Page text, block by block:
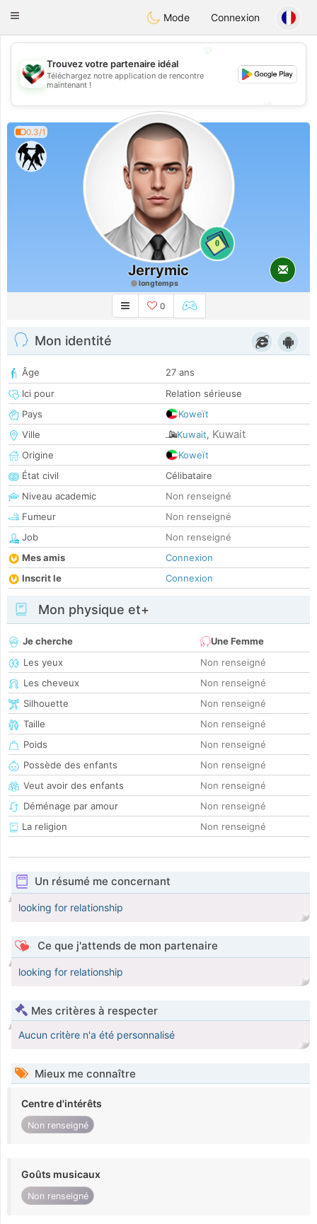
KuwaitChat
Toggle
Mode Connexion
💖
💕
💕
Trouvez votre partenaire idéal
Téléchargez notre application de rencontre
maintenant !
0.3/1
0
Jerrymic
longtemps
0
Mon identité
Âge
27 ans
Ici pour
Relation sérieuse
Pays
Koweït
Ville
Kuwait, Kuwait
Origine
Koweït
État civil
Célibataire
Niveau academic
Non renseigné
Fumeur
Non renseigné
Job
Non renseigné
Mes amis
Connexion
Inscrit le
Connexion
Mon physique et+
Je cherche
Une Femme
Les yeux
Non renseigné
Les cheveux
Non renseigné
Silhouette
Non renseigné
Taille
Non renseigné
Poids
Non renseigné
Possède des enfants
Non renseigné
Veut avoir des enfants
Non renseigné
Déménage par amour
Non renseigné
La religion
Non renseigné
Un résumé me concernant
looking for relationship
Ce que j'attends de mon partenaire
looking for relationship
Mes critères à respecter
Aucun critère n'a été personnalisé
Mieux me connaître
Centre d'intérêts
Non renseigné
Goûts musicaux
Non renseigné